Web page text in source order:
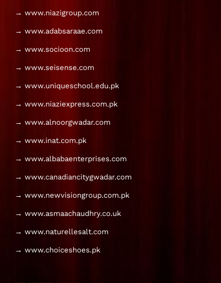
→ www.niazigroup.com
→ www.adabsaraae.com
→ www.socioon.com
→ www.seisense.com
→ www.uniqueschool.edu.pk
→ www.niaziexpress.com.pk
→ www.alnoorgwadar.com
→ www.inat.com.pk
→ www.albabaenterprises.com
→ www.canadiancitygwadar.com
→ www.newvisiongroup.com.pk
→ www.asmaachaudhry.co.uk
→ www.naturellesalt.com
→ www.choiceshoes.pk